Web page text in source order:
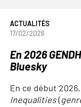
ACTUALITÉS
17/02/2026
En 2026
Bluesky
En ce début
Inequalities(